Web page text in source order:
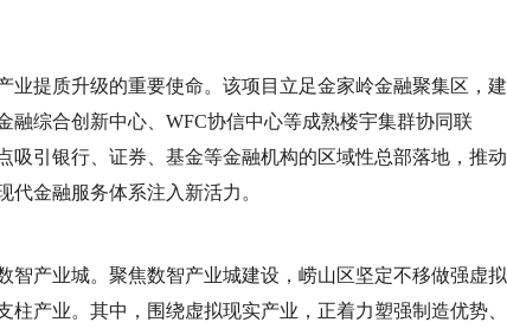
业提质升级的重要使命。该项目立足金家岭金融聚集区，建
综合创新中心、WFC协信中心等成熟楼宇集群协同联
引银行、证券、基金等金融机构的区域性总部落地，推动
金融服务体系注入新活力。
智产业城。聚焦数智产业城建设，崂山区坚定不移做强虚拟
产业。其中，围绕虚拟现实产业，正着力塑强制造优势、